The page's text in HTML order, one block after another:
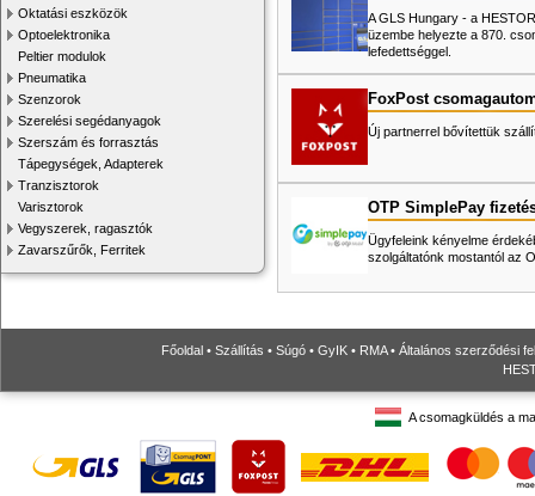
Oktatási eszközök
Optoelektronika
Peltier modulok
Pneumatika
Szenzorok
Szerelési segédanyagok
Szerszám és forrasztás
Tápegységek, Adapterek
Tranzisztorok
Varisztorok
Vegyszerek, ragasztók
Zavarszűrők, Ferritek
A GLS Hungary - a
üzembe helyezte a 870.
lefedettséggel.
FoxPost
Új partnerrel bővítettük
OTP SimplePay
Ügyfeleink kényelme
szolgáltatónk mostantól az
Főoldal • Szállítás • Súgó • GyIK • RMA• Általános szerződési
A csomagküldés a